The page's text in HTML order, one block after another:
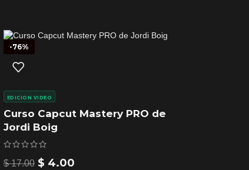
-76%
Curso Capcut Mastery PRO de
Jordi Boig
EDICION VIDEO
$17.00 $ 4.00